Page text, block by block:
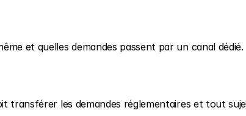
et quelles demandes passent par un canal dédié.
transférer les demandes réglementaires et tout